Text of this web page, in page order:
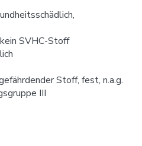
SVHC-Stoff
Stoff, fest, n.a.g.
III